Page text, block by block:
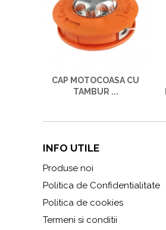
CAP MOTOCOASA CU
TAMBUR ...
INFO UTILE
Produse noi
Politica de Confidentialitate
Politica de cookies
Termeni si conditii